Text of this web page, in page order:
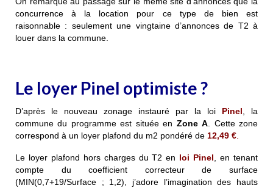
concurrence à la location pour ce type de bien est
raisonnable : seulement une vingtaine d’annonces de T2 à
louer dans la commune.
Le loyer Pinel optimiste ?
D’après le nouveau zonage instauré par la loi Pinel , la
commune du programme est située en Zone A . Cette zone
correspond à un loyer plafond du m2 pondéré de 12,49 €
Le loyer plafond hors charges du T2 en loi Pinel , en tenant
compte du coefficient correcteur de surface
(MIN(0,7+19/Surface ; 1,2), j’adore l’imagination des hauts